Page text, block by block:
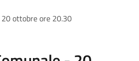
ottobre ore 20.30